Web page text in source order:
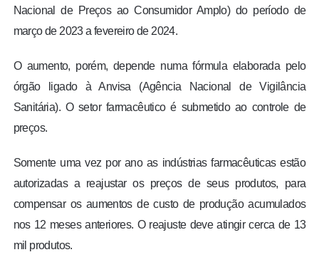
Nacional de Preços ao Consumidor Amplo) do período de
março de 2023 a fevereiro de 2024.
O aumento, porém, depende numa fórmula elaborada pelo
órgão ligado à Anvisa (Agência Nacional de Vigilância
Sanitária). O setor farmacêutico é submetido ao controle de
preços.
Somente uma vez por ano as indústrias farmacêuticas estão
autorizadas a reajustar os preços de seus produtos, para
compensar os aumentos de custo de produção acumulados
nos 12 meses anteriores. O reajuste deve atingir cerca de 13
mil produtos.